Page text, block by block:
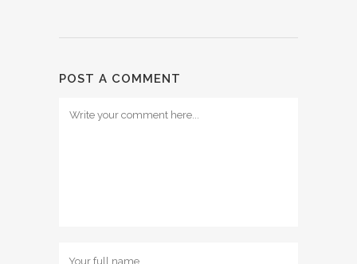
POST A COMMENT